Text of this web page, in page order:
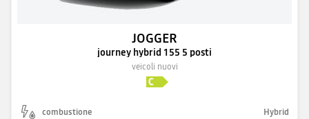
JOGGER
journey hybrid 155 5 posti
veicoli nuovi
combustione Hybrid